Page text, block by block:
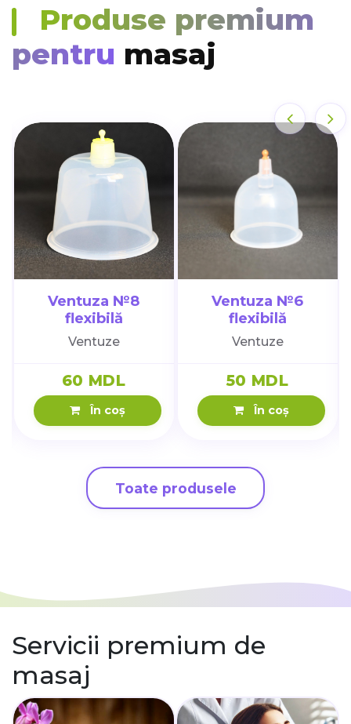
Produse premium
pentru masaj
Ventuza №8
flexibilă
Ventuze
60 MDL
În coș
Ventuza №6
flexibilă
Ventuze
50 MDL
În coș
Toate produsele
Servicii premium de
masaj